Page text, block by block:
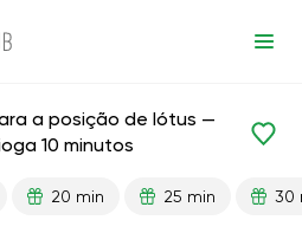
a posição de lótus —
10 minutos
20 min 25 min 30